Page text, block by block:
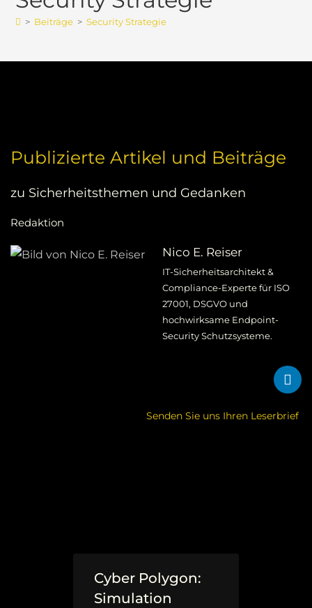
> Beiträge > Security Strategie
Publizierte Artikel und Beiträge
zu Sicherheitsthemen und Gedanken
Redaktion
Nico E. Reiser
IT-Sicherheitsarchitekt &
Compliance-Experte für ISO
27001, DSGVO und
hochwirksame Endpoint-
Security Schutzsysteme.
Senden Sie uns Ihren Leserbrief
Cyber Polygon:
Simulation